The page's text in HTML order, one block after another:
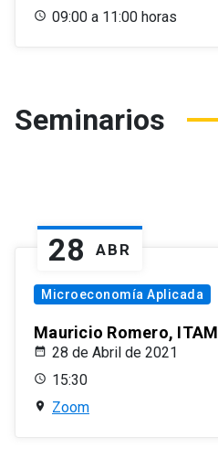
09:00 a 11:00 horas
Seminarios
28 ABR
Microeconomía Aplicada
Mauricio Romero, ITAM
28 de Abril de 2021
15:30
Zoom